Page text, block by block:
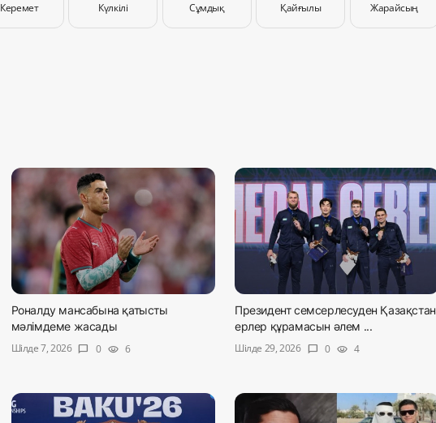
Керемет Күлкілі Сұмдық Қайғылы Жарайсың
Роналду мансабына қатысты
мәлімдеме жасады
Шілде 7, 2026
chat_bubble 0 visibility 6
Президент семсерлесуден Қазақстан
ерлер құрамасын әлем ...
Шілде 29, 2026
chat_bubble 0 visibility 4